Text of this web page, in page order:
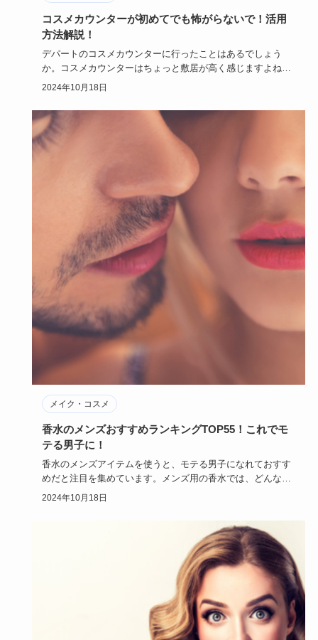
コスメカウンターが初めてでも怖がらないで！活用
方法解説！
デパートのコスメカウンターに行ったことはあるでしょう
か。コスメカウンターはちょっと敷居が高く感じますよね。
でも大丈夫です！…
2024年10月18日
メイク・コスメ
香水のメンズおすすめランキングTOP55！これでモ
テる男子に！
香水のメンズアイテムを使うと、モテる男子になれておすす
めだと注目を集めています。メンズ用の香水では、どんなブ
ランドがおすす…
2024年10月18日